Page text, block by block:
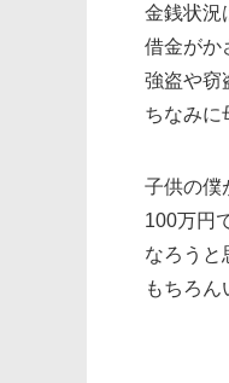
金銭状況
借金がか
強盗や窃
ちなみに
子供の僕
100万円
なろうと
もちろん